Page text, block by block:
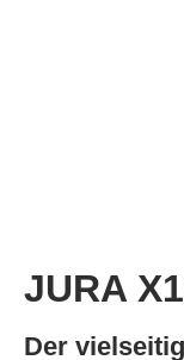
JURA
Der